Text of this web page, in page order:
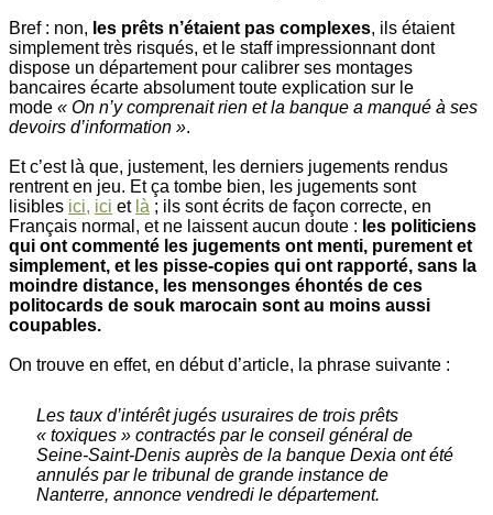
Bref : non, les prêts n’étaient pas complexes, ils étaient
simplement très risqués, et le staff impressionnant dont
dispose un département pour calibrer ses montages
bancaires écarte absolument toute explication sur le
mode « On n’y comprenait rien et la banque a manqué à ses
devoirs d’information ».
Et c’est là que, justement, les derniers jugements rendus
rentrent en jeu. Et ça tombe bien, les jugements sont
lisibles ici, ici et là ; ils sont écrits de façon correcte, en
Français normal, et ne laissent aucun doute : les politiciens
qui ont commenté les jugements ont menti, purement et
simplement, et les pisse-copies qui ont rapporté, sans la
moindre distance, les mensonges éhontés de ces
politocards de souk marocain sont au moins aussi
coupables.
On trouve en effet, en début d’article, la phrase suivante :
Les taux d’intérêt jugés usuraires de trois prêts
« toxiques » contractés par le conseil général de
Seine-Saint-Denis auprès de la banque Dexia ont été
annulés par le tribunal de grande instance de
Nanterre, annonce vendredi le département.